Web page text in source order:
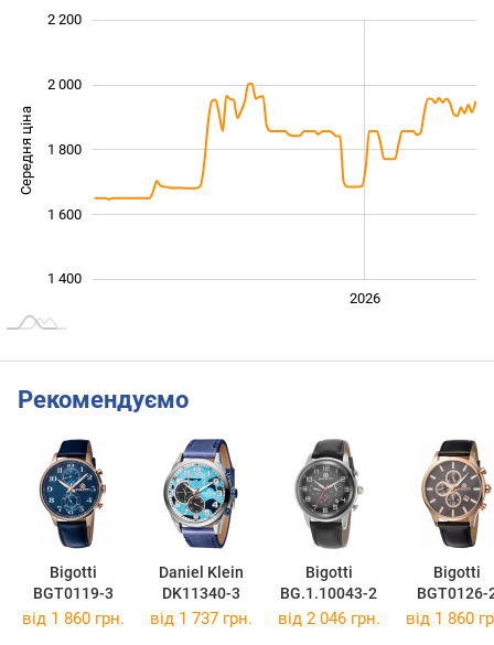
Середня ціна 1 400
1 400
1 600
1 800
2 000
2 200
2026
Рекомендуємо
Bigotti
BGT0119-3
Daniel Klein
DK11340-3
Bigotti
BG.1.10043-2
Bigotti
BGT0126-
від 1 860 грн. від 1 737 грн. від 2 046 грн. від 1 860